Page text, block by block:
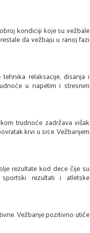
kondiciji koje su vežbale
da vežbaju u ranoj fazi
relaksacije, disanja i
u napetim i stresnim
trudnoće zadržava višak
krvi u srce. Vežbanjem
rezultate kod dece čije su
rezultati i atletske
Vežbanje pozitivno utiče